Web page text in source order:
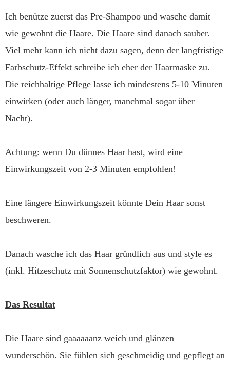
Ich benütze zuerst das Pre-Shampoo und wasche damit
wie gewohnt die Haare. Die Haare sind danach sauber.
Viel mehr kann ich nicht dazu sagen, denn der langfristige
Farbschutz-Effekt schreibe ich eher der Haarmaske zu.
Die reichhaltige Pflege lasse ich mindestens 5-10 Minuten
einwirken (oder auch länger, manchmal sogar über
Nacht).
Achtung: wenn Du dünnes Haar hast, wird eine
Einwirkungszeit von 2-3 Minuten empfohlen!
Eine längere Einwirkungszeit könnte Dein Haar sonst
beschweren.
Danach wasche ich das Haar gründlich aus und style es
(inkl. Hitzeschutz mit Sonnenschutzfaktor) wie gewohnt.
Das Resultat
Die Haare sind gaaaaaanz weich und glänzen
wunderschön. Sie fühlen sich geschmeidig und gepflegt an